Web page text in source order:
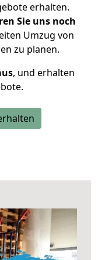
erhalten.
Sie uns noch
Umzug von
zu planen.
, und erhalten